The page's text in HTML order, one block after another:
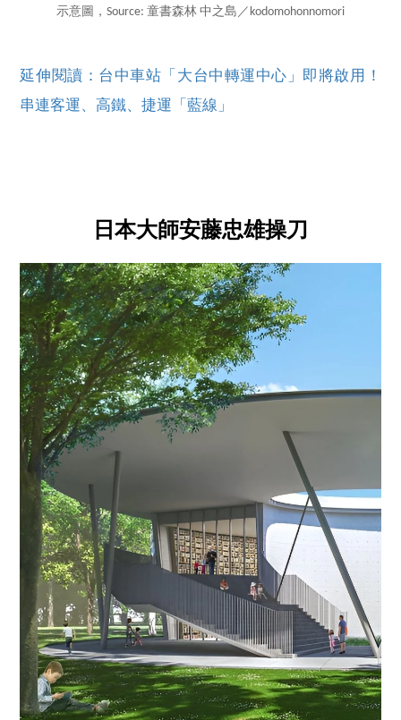
示意圖，Source: 童書森林 中之島／kodomohonnomori
延伸閱讀：台中車站「大台中轉運中心」即將啟用！
串連客運、高鐵、捷運「藍線」
日本大師安藤忠雄操刀